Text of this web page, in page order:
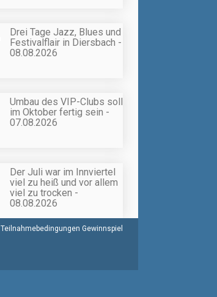
Drei Tage Jazz, Blues und
Festivalflair in Diersbach -
08.08.2026
Umbau des VIP-Clubs soll
im Oktober fertig sein -
07.08.2026
Der Juli war im Innviertel
viel zu heiß und vor allem
viel zu trocken -
08.08.2026
Teilnahmebedingungen Gewinnspiel